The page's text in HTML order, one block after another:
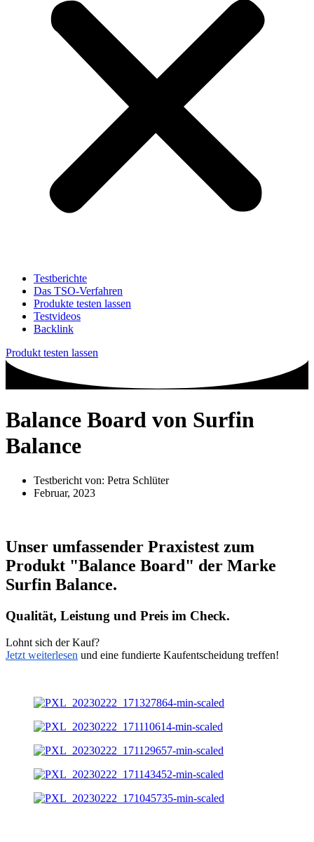
Testberichte
Das TSO-Verfahren
Produkte testen lassen
Testvideos
Backlink
Produkt testen lassen
Balance Board von Surfin
Balance
Testbericht von: Petra Schlüter
Februar, 2023
Unser umfassender Praxistest zum
Produkt "Balance Board" der Marke
Surfin Balance.
Qualität, Leistung und Preis im Check.
Lohnt sich der Kauf?
Jetzt weiterlesen und eine fundierte Kaufentscheidung treffen!